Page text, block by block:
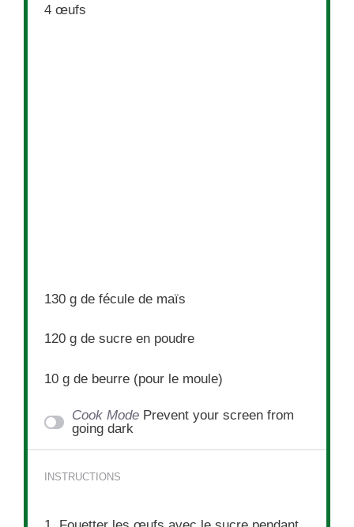
4 œufs
130 g de fécule de maïs
120 g de sucre en poudre
10 g de beurre (pour le moule)
Cook Mode Prevent your screen from
going dark
INSTRUCTIONS